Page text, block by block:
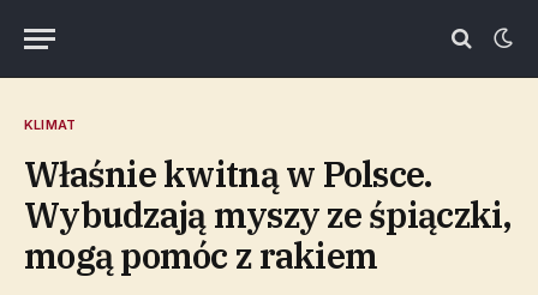
KLIMAT
Właśnie kwitną w Polsce.
Wybudzają myszy ze śpiączki,
mogą pomóc z rakiem